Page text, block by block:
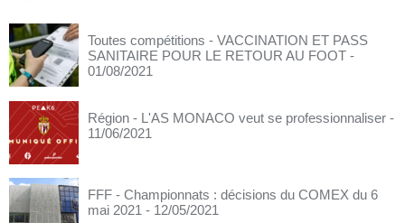
Toutes compétitions - VACCINATION ET PASS
SANITAIRE POUR LE RETOUR AU FOOT -
01/08/2021
Région - L'AS MONACO veut se professionnaliser -
11/06/2021
FFF - Championnats : décisions du COMEX du 6
mai 2021 - 12/05/2021